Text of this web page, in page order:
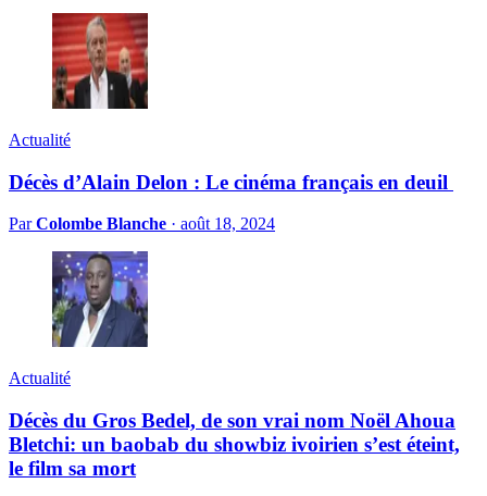
Actualité
Décès d’Alain Delon : Le cinéma français en deuil
ParColombe Blanche · août 18, 2024
Actualité
Décès du Gros Bedel, de son vrai nom Noël Ahoua
Bletchi: un baobab du showbiz ivoirien s’est éteint,
le film sa mort